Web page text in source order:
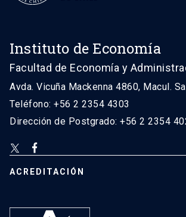
Instituto de Economía
Facultad de Economía y
Avda. Vicuña Mackenna 4860, Macul.
Teléfono: +56 2 2354 4303
Dirección de Postgrado: +56 2 2354
ACREDITACIÓN